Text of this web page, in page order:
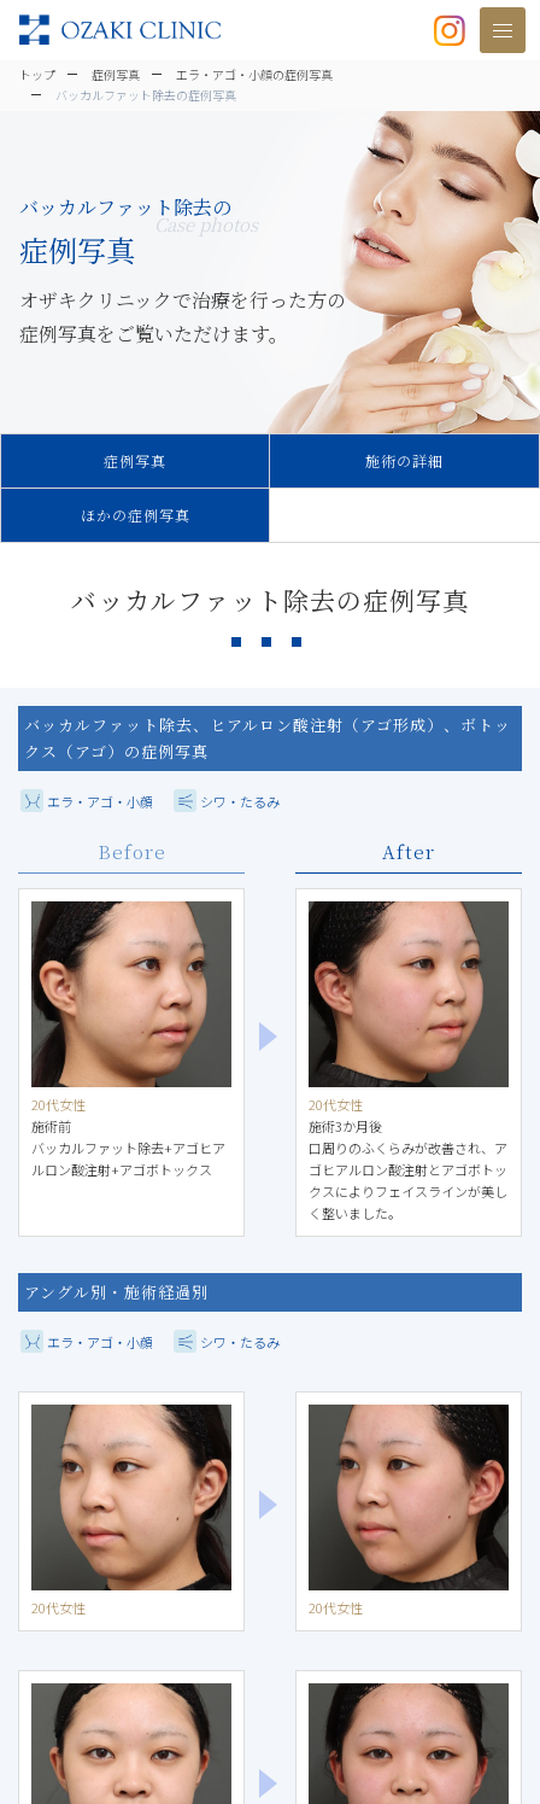
美容クリニックなら美容整形・
トップ 症例写真
エラ・アゴ・小顔の症例写真
バッカルファット除去の症例写真
バッカルファット除去の
症例写真
Case photos
オザキクリニックで治療を行った方の
症例写真をご覧いただけます。
症例写真 施術の詳細
ほかの症例写真
バッカルファット除去の症例写真
バッカルファット除去、ヒアルロン酸注射（アゴ形成）、ボトッ
クス（アゴ）の症例写真
エラ・アゴ・小顔 シワ・たるみ
Before
20代女性
施術前
バッカルファット除去+アゴヒア
ルロン酸注射+アゴボトックス
After
20代女性
施術3か月後
口周りのふくらみが改善され、ア
ゴヒアルロン酸注射とアゴボトッ
クスによりフェイスラインが美し
く整いました。
アングル別・施術経過別
エラ・アゴ・小顔 シワ・たるみ
20代女性 20代女性